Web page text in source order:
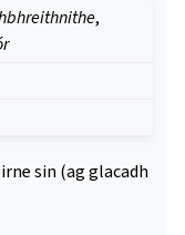
,
sin (ag glacadh